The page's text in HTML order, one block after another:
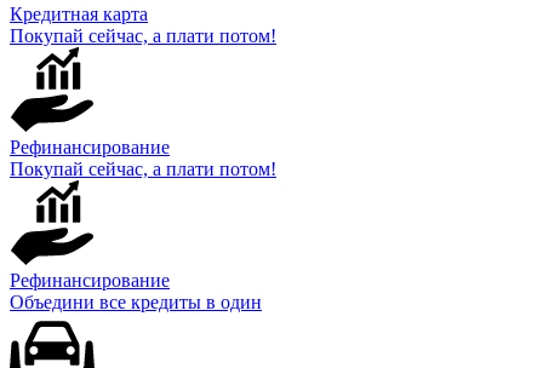
Кредитная карта
Покупай сейчас, а плати потом!
Рефинансирование
Покупай сейчас, а плати потом!
Рефинансирование
Объедини все кредиты в один